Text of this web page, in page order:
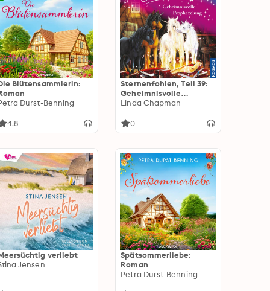
Blütensammlerin:
Durst-Benning
4.8
Sternenfohlen, Teil 39:
Geheimnisvolle
Prophezeiung
Linda Chapman
0
verliebt
Jensen
Spätsommerliebe:
Roman
Petra Durst-Benning